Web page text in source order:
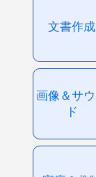
文書作成
画像＆サ
ド